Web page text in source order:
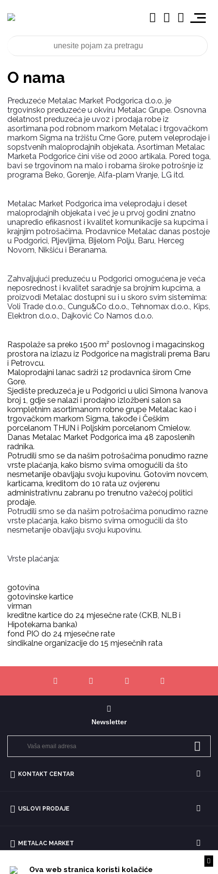
Ova web stranica koristi kolačiće
O nama
Preduzeće Metalac Market Podgorica d.o.o. je
trgovinsko preduzeće u okviru Metalac Grupe. Osnovna
delatnost preduzeća je uvoz i prodaja robe iz
asortimana pod robnom markom Metalac i trgovačkom
markom Sigma na tržištu Crne Gore, putem veleprodaje i
sopstvenih maloprodajnih objekata. Asortiman Metalac
Marketa Podgorice čini više od 2000 artikala. Pored toga,
bavi se trgovinom na malo i robama široke potrošnje iz
programa Beko, Gorenje, Alfa-plam Vranje, LG itd.
Metalac Market Podgorica ima veleprodaju i deset
maloprodajnih objekata i već je u prvoj godini znatno
unapredio efikasnost i kvalitet komunikacije sa kupcima i
krajnjim potrošačima. Prodavnice Metalac danas postoje
u Podgorici, Pljevljima, Bijelom Polju, Baru, Herceg
Novom, Nikšiću i Beranama.
Zahvaljujući preduzeću u Podgorici omogućena je veća
neposrednost i kvalitet saradnje sa brojnim kupcima, a
proizvodi Metalac dostupni su i u skoro svim sistemima:
Voli Trade d.o.o., Cungu&Co d.o.o., Tehnomax d.o.o., Kips,
Elektron d.o.o., Dajković Co Namos d.o.o.
Raspolaže sa preko 1500 m² poslovnog i magacinskog
prostora na izlazu iz Podgorice na magistrali prema Baru
i Petrovcu.
Maloprodajni lanac sadrži 12 prodavnica širom Crne
Gore.
Sjedište preduzeća je u Podgorici u ulici Simona Ivanova
broj 1, gdje se nalazi i prodajno izložbeni salon sa
kompletnim asortimanom robne grupe Metalac kao i
trgovačkom markom Sigma, takođe i Češkim
porcelanom THUN i Poljskim porcelanom Cmielow.
Danas Metalac Market Podgorica ima 48 zaposlenih
radnika.
Potrudili smo se da našim potrošačima ponudimo razne
vrste plaćanja, kako bismo svima omogućili da što
nesmetanije obavljaju svoju kupovinu. Gotovim novcem,
karticama, kreditom do 10 rata uz ovjerenu
administrativnu zabranu po trenutno važećoj politici
prodaje.
Potrudili smo se da našim potrošačima ponudimo razne
vrste plaćanja, kako bismo svima omogućili da što
nesmetanije obavljaju svoju kupovinu.
Vrste plaćanja:
gotovina
gotovinske kartice
virman
kreditne kartice do 24 mjesečne rate (CKB, NLB i
Hipotekarna banka)
fond PIO do 24 mjesečne rate
sindikalne organizacije do 15 mjesečnih rata
Newsletter
KONTAKT CENTAR
USLOVI PRODAJE
METALAC MARKET